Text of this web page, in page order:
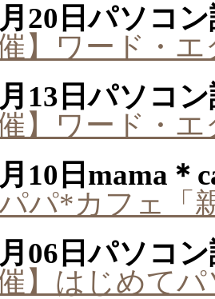
20日パソコ
催】ワード・
13日パソコ
催】ワード・
10日 mama＊
パ*カフェ「
06日パソコ
催】はじめて